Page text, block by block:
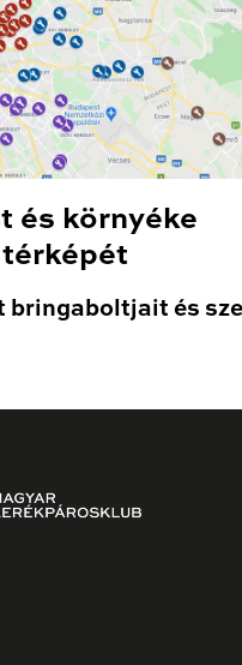
és környéke
bringaboltjait és